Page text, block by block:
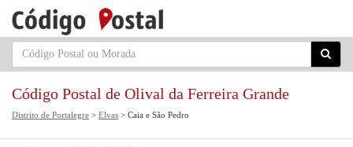
Código Postal de Olival da Ferreira Grande
Distrito de Portalegre > Elvas > Caia e São Pedro